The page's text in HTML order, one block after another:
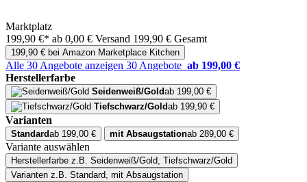
Marktplatz
199,90 €* ab 0,00 € Versand 199,90 € Gesamt
199,90 € bei Amazon Marketplace Kitchen
Alle 30 Angebote anzeigen 30 Angebote ab 199,00 €
Herstellerfarbe
Seidenweiß/Goldab 199,00 €
Tiefschwarz/Goldab 199,90 €
Varianten
Standardab 199,00 € mit Absaugstationab 289,00 €
Variante auswählen
Herstellerfarbe z.B. Seidenweiß/Gold, Tiefschwarz/Gold
Varianten z.B. Standard, mit Absaugstation